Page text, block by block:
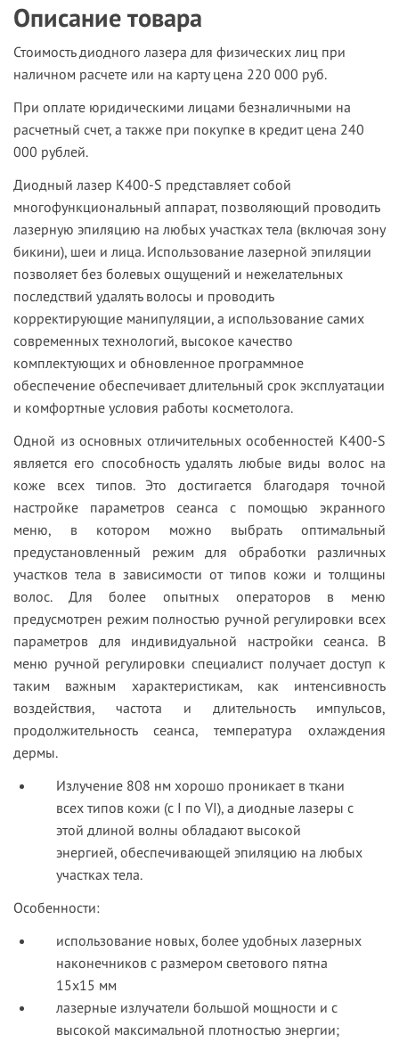
Описание товара
Стоимость диодного лазера для физических лиц при
наличном расчете или на карту цена 220 000 руб.
При оплате юридическими лицами безналичными на
расчетный счет, а также при покупке в кредит цена 240
000 рублей.
Диодный лазер К400-S представляет собой
многофункциональный аппарат, позволяющий проводить
лазерную эпиляцию на любых участках тела (включая зону
бикини), шеи и лица. Использование лазерной эпиляции
позволяет без болевых ощущений и нежелательных
последствий удалять волосы и проводить
корректирующие манипуляции, а использование самих
современных технологий, высокое качество
комплектующих и обновленное программное
обеспечение обеспечивает длительный срок эксплуатации
и комфортные условия работы косметолога.
Одной из основных отличительных особенностей К400-S
является его способность удалять любые виды волос на
коже всех типов. Это достигается благодаря точной
настройке параметров сеанса с помощью экранного
меню, в котором можно выбрать оптимальный
предустановленный режим для обработки различных
участков тела в зависимости от типов кожи и толщины
волос. Для более опытных операторов в меню
предусмотрен режим полностью ручной регулировки всех
параметров для индивидуальной настройки сеанса. В
меню ручной регулировки специалист получает доступ к
таким важным характеристикам, как интенсивность
воздействия, частота и длительность импульсов,
продолжительность сеанса, температура охлаждения
дермы.
Излучение 808 нм хорошо проникает в ткани
всех типов кожи (с I по VI), а диодные лазеры с
этой длиной волны обладают высокой
энергией, обеспечивающей эпиляцию на любых
участках тела.
Особенности:
использование новых, более удобных лазерных
наконечников с размером светового пятна
15х15 мм
лазерные излучатели большой мощности и с
высокой максимальной плотностью энергии;